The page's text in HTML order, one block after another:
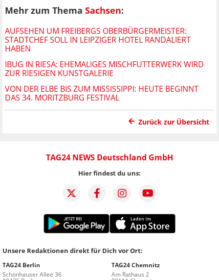
Mehr zum Thema Sachsen:
AUFSEHEN UM FREIBERGS OBERBÜRGERMEISTER:
STADTCHEF SOLL IN LEIPZIGER HOTEL RANDALIERT
HABEN
IBUG IN RIESA: EHEMALIGES MISCHFUTTERWERK WIRD
ZUR RIESIGEN KUNSTGALERIE
VON DER ELBE BIS ZUM MISSISSIPPI: HEUTE BEGINNT
DAS 34. MORITZBURG FESTIVAL
Zurück zur Übersicht
TAG24 NEWS Deutschland GmbH
Hier findest du uns:
Unsere Redaktionen direkt für Dich vor Ort:
TAG24 Berlin
Schönhauser Allee 36
TAG24 Chemnitz
Am Rathaus 2